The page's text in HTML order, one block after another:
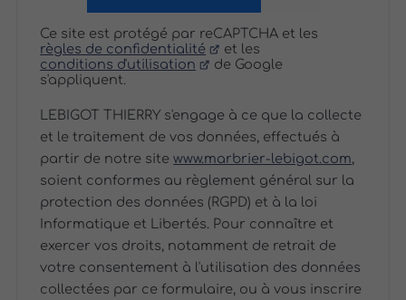
Ce site est protégé par reCAPTCHA et les
règles de confidentialité
et les
conditions d'utilisation
de Google
s'appliquent.
LEBIGOT THIERRY s'engage à ce que la collecte
et le traitement de vos données, effectués à
partir de notre sitewww.marbrier-lebigot.com,
soient conformes au règlement général sur la
protection des données (RGPD) et à la loi
Informatique et Libertés. Pour connaître et
exercer vos droits, notamment de retrait de
votre consentement à l'utilisation des données
collectées par ce formulaire, ou à vous inscrire